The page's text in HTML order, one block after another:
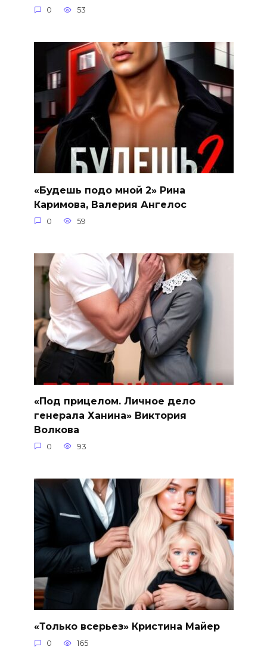
0 53
«Будешь подо мной 2» Рина
Каримова, Валерия Ангелос
0 59
«Под прицелом. Личное дело
генерала Ханина» Виктория
Волкова
0 93
«Только всерьез» Кристина Майер
0 165